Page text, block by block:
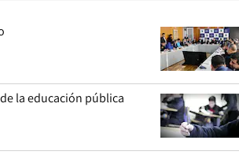
la educación pública